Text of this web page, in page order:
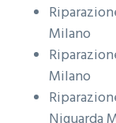
Milano
Milano